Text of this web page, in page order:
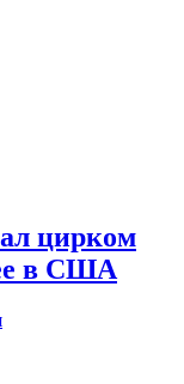
цирком
в США